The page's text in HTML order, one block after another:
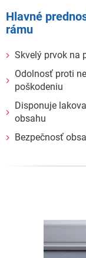
Hlavné
rámu
Skvelý prvok na
Odolnosť proti
poškodeniu
Disponuje
obsahu
Bezpečnosť